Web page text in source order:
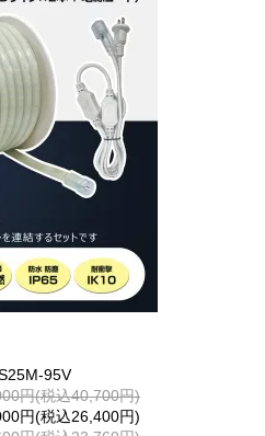
95V
円(税込40,700円)
円(税込26,400円)